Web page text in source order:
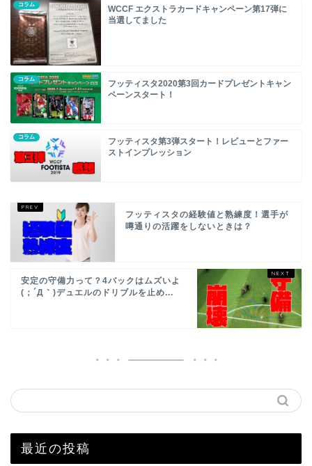
コラム
WCCF エクストラカードキャンペーン第17弾に
当選してました
コラム
フッティスタ2020第3回カードプレゼントキャン
ペーンスタート！
コラム
フッティスタ第3弾スタート！レビューとファー
ストインプレッション
フッティスタの経験値と熟練度！選手が
噂通りの活躍をしないときは？
安定の守備力って？4バックはムズいよ
(；´Д｀)デュエルのドリブルを止め...
最近の投稿